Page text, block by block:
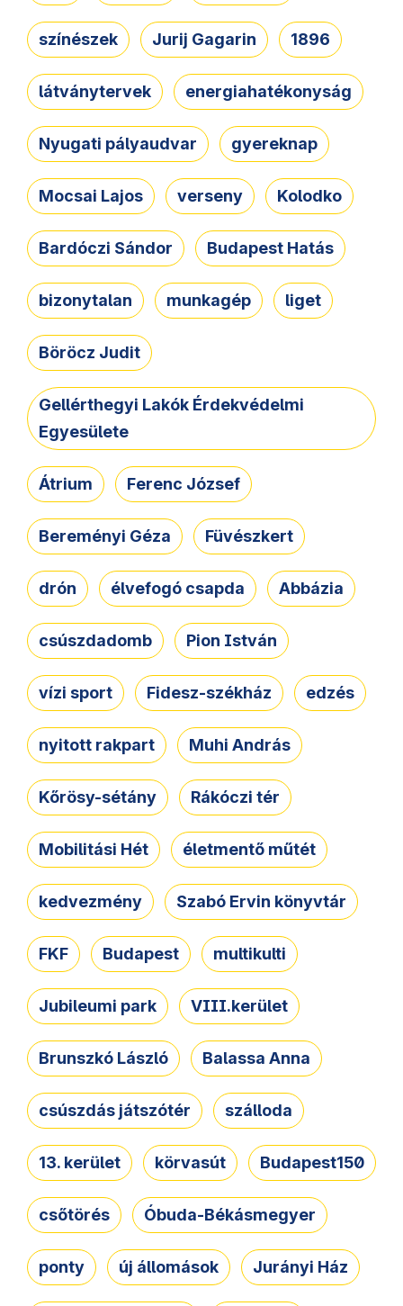
színészek Jurij Gagarin 1896
látványtervek energiahatékonyság
Nyugati pályaudvar gyereknap
Mocsai Lajos verseny Kolodko
Bardóczi Sándor Budapest Hatás
bizonytalan munkagép liget
Böröcz Judit
Gellérthegyi Lakók Érdekvédelmi
Egyesülete
Átrium Ferenc József
Bereményi Géza Füvészkert
drón élvefogó csapda Abbázia
csúszdadomb Pion István
vízi sport Fidesz-székház edzés
nyitott rakpart Muhi András
Kőrösy-sétány Rákóczi tér
Mobilitási Hét életmentő műtét
kedvezmény Szabó Ervin könyvtár
FKF Budapest multikulti
Jubileumi park VIII.kerület
Brunszkó László Balassa Anna
csúszdás játszótér szálloda
13. kerület körvasút Budapest150
csőtörés Óbuda-Békásmegyer
ponty új állomások Jurányi Ház